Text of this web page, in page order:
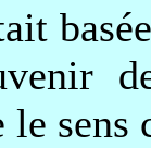
sens